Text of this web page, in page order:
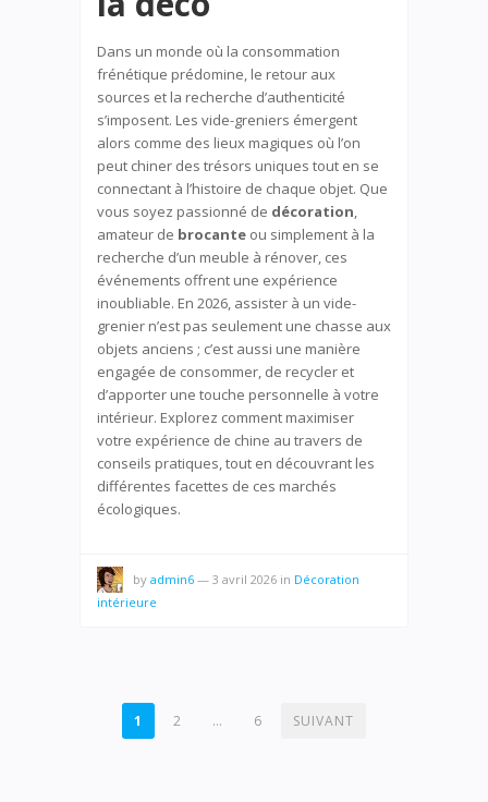
Dans un monde où la consommation
frénétique prédomine, le retour aux
sources et la recherche d’authenticité
s’imposent. Les vide-greniers émergent
alors comme des lieux magiques où l’on
peut chiner des trésors uniques tout en se
connectant à l’histoire de chaque objet. Que
vous soyez passionné de décoration,
amateur de brocante ou simplement à la
recherche d’un meuble à rénover, ces
événements offrent une expérience
inoubliable. En 2026, assister à un vide-
grenier n’est pas seulement une chasse aux
objets anciens ; c’est aussi une manière
engagée de consommer, de recycler et
d’apporter une touche personnelle à votre
intérieur. Explorez comment maximiser
votre expérience de chine au travers de
conseils pratiques, tout en découvrant les
différentes facettes de ces marchés
écologiques.
by admin6 — 3 avril 2026 in Décoration
intérieure
PAGINATION
1 2 … 6 SUIVANT